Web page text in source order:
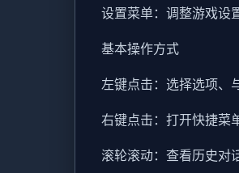
设置菜单：调整游戏设
基本操作方式
左键点击：选择选项、
右键点击：打开快捷菜
滚轮滚动：查看历史对